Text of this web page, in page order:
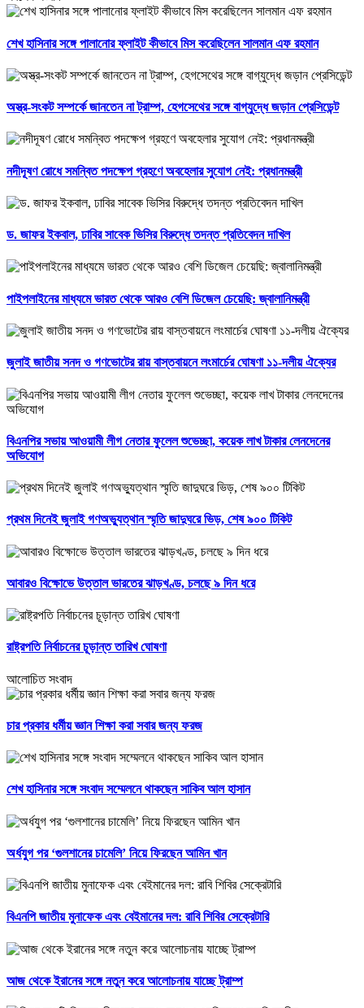
শেখ হাসিনার সঙ্গে পালানোর ফ্লাইট কীভাবে মিস করেছিলেন সালমান এফ রহমান
অস্ত্র-সংকট সম্পর্কে জানতেন না ট্রাম্প, হেগসেথের সঙ্গে বাগ্‌যুদ্ধে জড়ান প্রেসিডেন্ট
নদীদূষণ রোধে সমন্বিত পদক্ষেপ গ্রহণে অবহেলার সুযোগ নেই: প্রধানমন্ত্রী
ড. জাফর ইকবাল, ঢাবির সাবেক ভিসির বিরুদ্ধে তদন্ত প্রতিবেদন দাখিল
পাইপলাইনের মাধ্যমে ভারত থেকে আরও বেশি ডিজেল চেয়েছি: জ্বালানিমন্ত্রী
জুলাই জাতীয় সনদ ও গণভোটের রায় বাস্তবায়নে লংমার্চের ঘোষণা ১১-দলীয় ঐক্যের
বিএনপির সভায় আওয়ামী লীগ নেতার ফুলেল শুভেচ্ছা, কয়েক লাখ টাকার লেনদেনের
অভিযোগ
প্রথম দিনেই জুলাই গণঅভ্যুত্থান স্মৃতি জাদুঘরে ভিড়, শেষ ৯০০ টিকিট
আবারও বিক্ষোভে উত্তাল ভারতের ঝাড়খণ্ড, চলছে ৯ দিন ধরে
রাষ্ট্রপতি নির্বাচনের চূড়ান্ত তারিখ ঘোষণা
আলোচিত সংবাদ
চার প্রকার ধর্মীয় জ্ঞান শিক্ষা করা সবার জন্য ফরজ
শেখ হাসিনার সঙ্গে সংবাদ সম্মেলনে থাকছেন সাকিব আল হাসান
অর্ধযুগ পর ‘গুলশানের চামেলি’ নিয়ে ফিরছেন আমিন খান
বিএনপি জাতীয় মুনাফেক এবং বেইমানের দল: রাবি শিবির সেক্রেটারি
আজ থেকে ইরানের সঙ্গে নতুন করে আলোচনায় যাচ্ছে ট্রাম্প